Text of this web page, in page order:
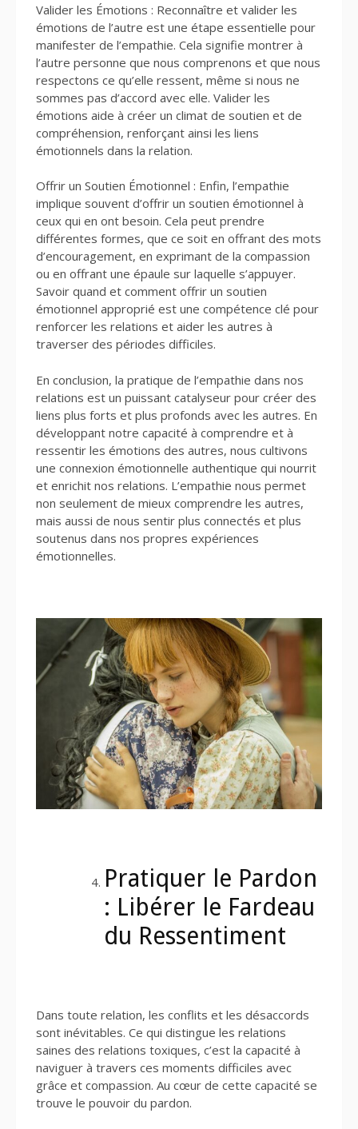
Valider les Émotions : Reconnaître et valider les
émotions de l’autre est une étape essentielle pour
manifester de l’empathie. Cela signifie montrer à
l’autre personne que nous comprenons et que nous
respectons ce qu’elle ressent, même si nous ne
sommes pas d’accord avec elle. Valider les
émotions aide à créer un climat de soutien et de
compréhension, renforçant ainsi les liens
émotionnels dans la relation.
Offrir un Soutien Émotionnel : Enfin, l’empathie
implique souvent d’offrir un soutien émotionnel à
ceux qui en ont besoin. Cela peut prendre
différentes formes, que ce soit en offrant des mots
d’encouragement, en exprimant de la compassion
ou en offrant une épaule sur laquelle s’appuyer.
Savoir quand et comment offrir un soutien
émotionnel approprié est une compétence clé pour
renforcer les relations et aider les autres à
traverser des périodes difficiles.
En conclusion, la pratique de l’empathie dans nos
relations est un puissant catalyseur pour créer des
liens plus forts et plus profonds avec les autres. En
développant notre capacité à comprendre et à
ressentir les émotions des autres, nous cultivons
une connexion émotionnelle authentique qui nourrit
et enrichit nos relations. L’empathie nous permet
non seulement de mieux comprendre les autres,
mais aussi de nous sentir plus connectés et plus
soutenus dans nos propres expériences
émotionnelles.
Pratiquer le Pardon
: Libérer le Fardeau
du Ressentiment
Dans toute relation, les conflits et les désaccords
sont inévitables. Ce qui distingue les relations
saines des relations toxiques, c’est la capacité à
naviguer à travers ces moments difficiles avec
grâce et compassion. Au cœur de cette capacité se
trouve le pouvoir du pardon.